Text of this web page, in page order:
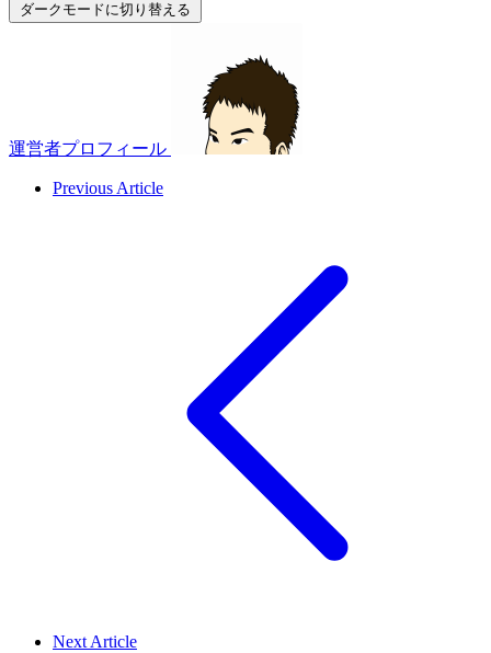
ダークモードに切り替える
運営者プロフィール
Previous Article
Next Article